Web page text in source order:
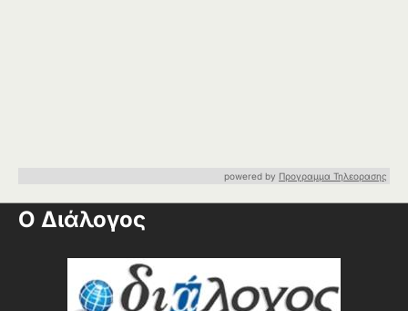
powered by Προγραμμα Τηλεορασης
Ο Διάλογος